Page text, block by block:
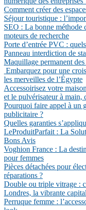
Comment créer des
Séjour touristique :
SEO : La bonne méthode
moteurs de recherche
Porte d’entrée PVC :
Panneau interdiction de
Maquillage permanent
Embarquez pour une
les merveilles de l’Égypte
Accessoirisez votre
et le pulvérisateur à main,
Pourquoi faire appel à un
publicitaire ?
Quelles garanties
LeProduitParfait : La
Bons Avis
Voghion France : La
pour femmes
Pièces détachées pour
réparations ?
Double ou triple vitrage :
Londres, la vibrante
Perruque femme :